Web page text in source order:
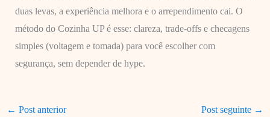
duas levas, a experiência melhora e o arrependimento cai. O
método do Cozinha UP é esse: clareza, trade-offs e checagens
simples (voltagem e tomada) para você escolher com
segurança, sem depender de hype.
← Post anterior Post seguinte →